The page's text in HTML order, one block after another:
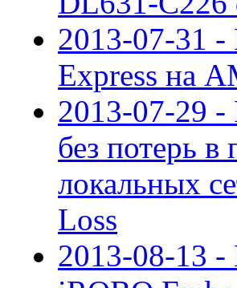
2013-07-31 -
Express на
2013-07-29 -
без потерь
локальных
Loss
2013-08-13 -